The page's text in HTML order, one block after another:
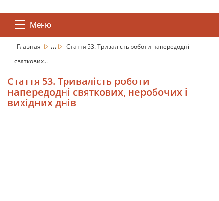
Меню
Главная ...
Стаття 53. Тривалість роботи напередодні
святкових...
Стаття 53. Тривалість роботи
напередодні святкових, неробочих і
вихідних днів